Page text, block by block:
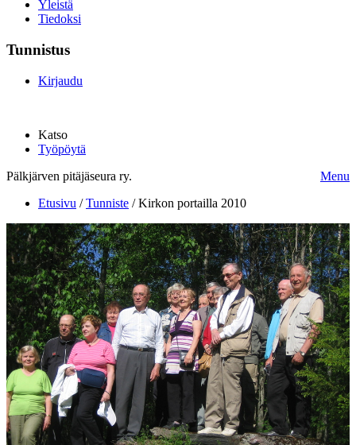
Yleistä
Tiedoksi
Tunnistus
Kirjaudu
Katso
Työpöytä
Pälkjärven pitäjäseura ry.
Menu
Etusivu /Tunniste /Kirkon portailla 2010